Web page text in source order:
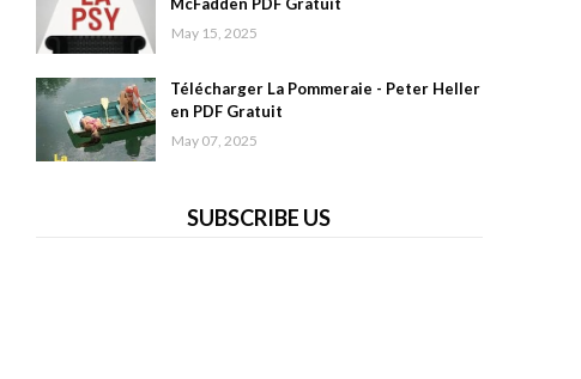
May 15, 2025
Télécharger La Pommeraie - Peter Heller
en PDF Gratuit
May 07, 2025
SUBSCRIBE US